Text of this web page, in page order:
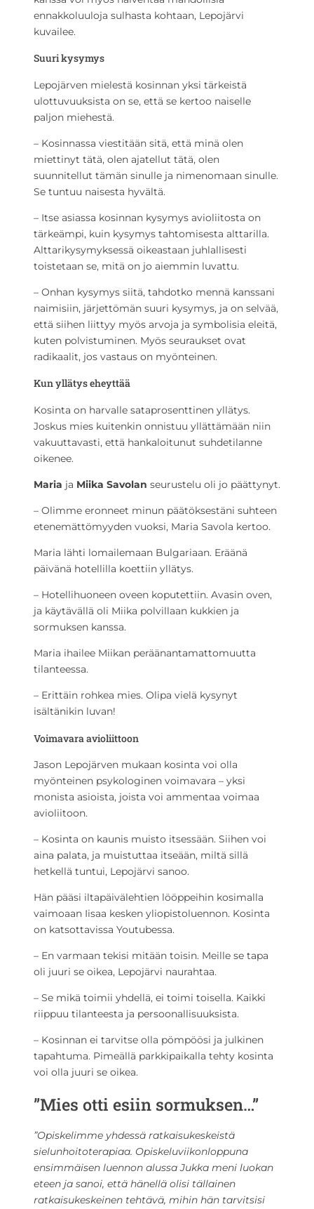
ennakkoluuloja sulhasta kohtaan, Lepojärvi
kuvailee.
Suuri kysymys
Lepojärven mielestä kosinnan yksi tärkeistä
ulottuvuuksista on se, että se kertoo naiselle
paljon miehestä.
– Kosinnassa viestitään sitä, että minä olen
miettinyt tätä, olen ajatellut tätä, olen
suunnitellut tämän sinulle ja nimenomaan sinulle.
Se tuntuu naisesta hyvältä.
– Itse asiassa kosinnan kysymys avioliitosta on
tärkeämpi, kuin kysymys tahtomisesta alttarilla.
Alttarikysymyksessä oikeastaan juhlallisesti
toistetaan se, mitä on jo aiemmin luvattu.
– Onhan kysymys siitä, tahdotko mennä kanssani
naimisiin, järjettömän suuri kysymys, ja on selvää,
että siihen liittyy myös arvoja ja symbolisia eleitä,
kuten polvistuminen. Myös seuraukset ovat
radikaalit, jos vastaus on myönteinen.
Kun yllätys eheyttää
Kosinta on harvalle sataprosenttinen yllätys.
Joskus mies kuitenkin onnistuu yllättämään niin
vakuuttavasti, että hankaloitunut suhdetilanne
oikenee.
Maria ja Miika Savolan seurustelu oli jo päättynyt.
– Olimme eronneet minun päätöksestäni suhteen
etenemättömyyden vuoksi, Maria Savola kertoo.
Maria lähti lomailemaan Bulgariaan. Eräänä
päivänä hotellilla koettiin yllätys.
– Hotellihuoneen oveen koputettiin. Avasin oven,
ja käytävällä oli Miika polvillaan kukkien ja
sormuksen kanssa.
Maria ihailee Miikan peräänantamattomuutta
tilanteessa.
– Erittäin rohkea mies. Olipa vielä kysynyt
isältänikin luvan!
Voimavara avioliittoon
Jason Lepojärven mukaan kosinta voi olla
myönteinen psykologinen voimavara – yksi
monista asioista, joista voi ammentaa voimaa
avioliitoon.
– Kosinta on kaunis muisto itsessään. Siihen voi
aina palata, ja muistuttaa itseään, miltä sillä
hetkellä tuntui, Lepojärvi sanoo.
Hän pääsi iltapäivälehtien lööppeihin kosimalla
vaimoaan Iisaa kesken yliopistoluennon. Kosinta
on katsottavissa Youtubessa.
– En varmaan tekisi mitään toisin. Meille se tapa
oli juuri se oikea, Lepojärvi naurahtaa.
– Se mikä toimii yhdellä, ei toimi toisella. Kaikki
riippuu tilanteesta ja persoonallisuuksista.
– Kosinnan ei tarvitse olla pömpöösi ja julkinen
tapahtuma. Pimeällä parkkipaikalla tehty kosinta
voi olla juuri se oikea.
”Mies otti esiin sormuksen…”
”Opiskelimme yhdessä ratkaisukeskeistä
sielunhoitoterapiaa. Opiskeluviikonloppuna
ensimmäisen luennon alussa Jukka meni luokan
eteen ja sanoi, että hänellä olisi tällainen
ratkaisukeskeinen tehtävä, mihin hän tarvitsisi